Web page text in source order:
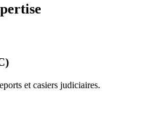
et casiers judiciaires.